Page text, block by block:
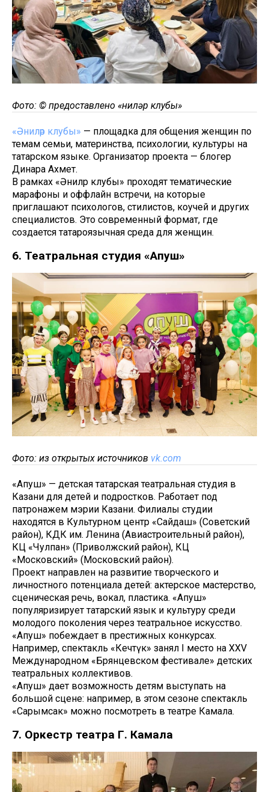
Фото: © предоставлено «Әниләр клубы»
«Әниләр клубы» — площадка для общения женщин по
темам семьи, материнства, психологии, культуры на
татарском языке. Организатор проекта — блогер
Динара Ахмет.
В рамках «Әниләр клубы» проходят тематические
марафоны и оффлайн встречи, на которые
приглашают психологов, стилистов, коучей и других
специалистов. Это современный формат, где
создается татароязычная среда для женщин.
6. Театральная студия «Апуш»
Фото: из открытых источников vk.com
«Апуш» — детская татарская театральная студия в
Казани для детей и подростков. Работает под
патронажем мэрии Казани. Филиалы студии
находятся в Культурном центр «Сайдаш» (Советский
район), КДК им. Ленина (Авиастроительный район),
КЦ «Чулпан» (Приволжский район), КЦ
«Московский» (Московский район).
Проект направлен на развитие творческого и
личностного потенциала детей: актерское мастерство,
сценическая речь, вокал, пластика. «Апуш»
популяризирует татарский язык и культуру среди
молодого поколения через театральное искусство.
«Апуш» побеждает в престижных конкурсах.
Например, спектакль «Кечтүк» занял I место на XXV
Международном «Брянцевском фестивале» детских
театральных коллективов.
«Апуш» дает возможность детям выступать на
большой сцене: например, в этом сезоне спектакль
«Сарымсак» можно посмотреть в театре Камала.
7. Оркестр театра Г. Камала